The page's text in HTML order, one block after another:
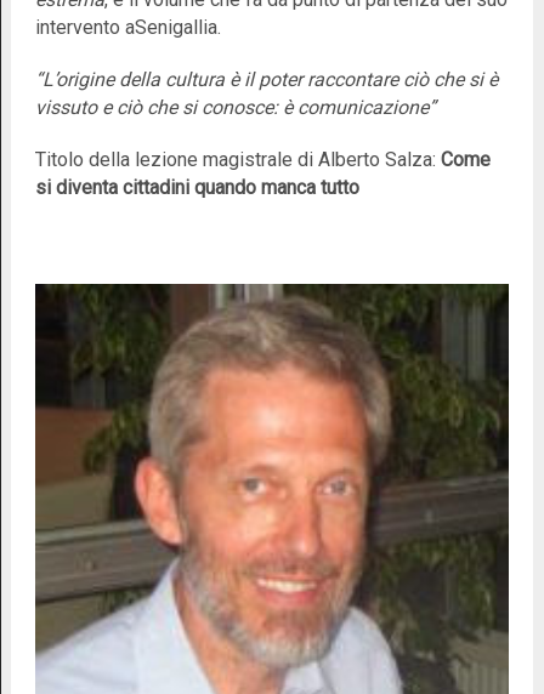
intervento aSenigallia.
“L’origine della cultura è il poter raccontare ciò che si è
vissuto e ciò che si conosce: è comunicazione”
Titolo della lezione magistrale di Alberto Salza: Come
si diventa cittadini quando manca tutto